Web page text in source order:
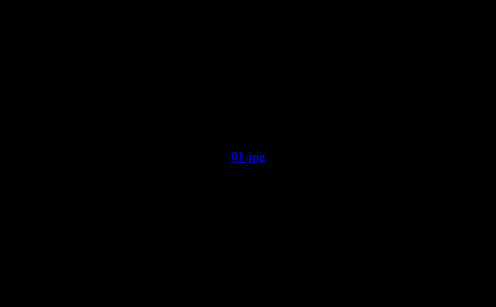
01.jpg